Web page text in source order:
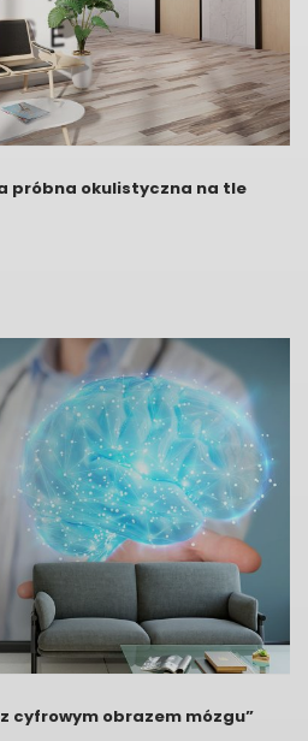
próbna okulistyczna na tle
cyfrowym obrazem mózgu”